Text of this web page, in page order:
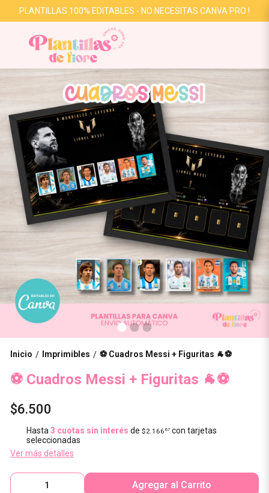
PLANTILLAS 100% EDITABLES - NO NECESITAS CANVA PRO !
Inicio / Imprimibles / ⚽ Cuadros Messi + Figuritas 🐐⚽
⚽ Cuadros Messi + Figuritas 🐐⚽
$6.500
Hasta3 cuotas sin interés de$2.166 67 con tarjetas
seleccionadas
Ver más detalles
Agregar al Carrito